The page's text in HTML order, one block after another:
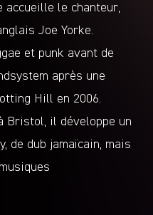
accueille le chanteur,
Joe Yorke.
et punk avant de
après une
Hill en 2006.
Bristol, il développe un
de dub jamaïcain, mais